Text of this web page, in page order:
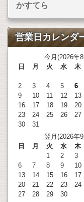
かすてら
営業日カレンダ
今月(2026年
日
月 火 水 木
2
3 4 5 6
9
10 11 12 13
16
17 18 19 20
23
24 25 26 27
30
31
翌月(2026年
日
月 火 水 木
1
2 3
6
7 8 9 10
13
14 15 16 17
20
21 22 23 24
27
28 29
30